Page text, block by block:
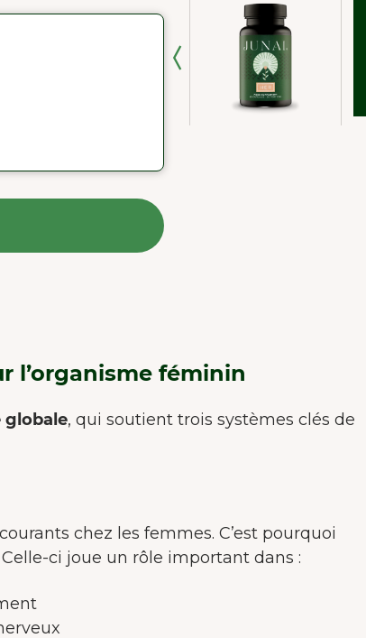
l’organisme féminin
globale, qui soutient trois systèmes clés de
chez les femmes. C’est pourquoi
Celle-ci joue un rôle important dans :